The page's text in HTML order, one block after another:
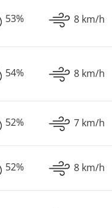
53% 8 km/h
54% 8 km/h
52% 7 km/h
52% 8 km/h